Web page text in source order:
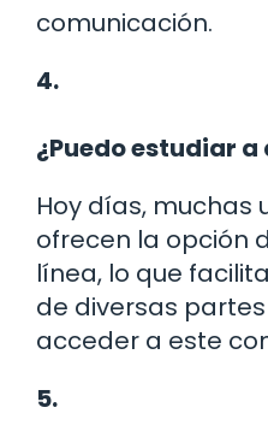
comunicación.
4.
¿Puedo estudiar
Hoy días, muchas
ofrecen la opción
línea, lo que
de diversas
acceder a este
5.